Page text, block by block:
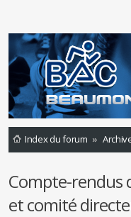
Index du forum
Compte-rendus
et comité